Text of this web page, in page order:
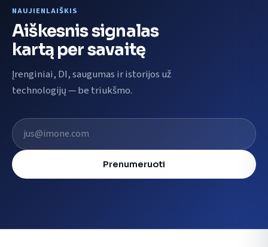
NAUJIENLAIŠKIS
Aiškesnis signalas
kartą per savaitę
Įrenginiai, DI, saugumas ir istorijos už
technologijų — be triukšmo.
El. pašto adresas
Prenumeruoti